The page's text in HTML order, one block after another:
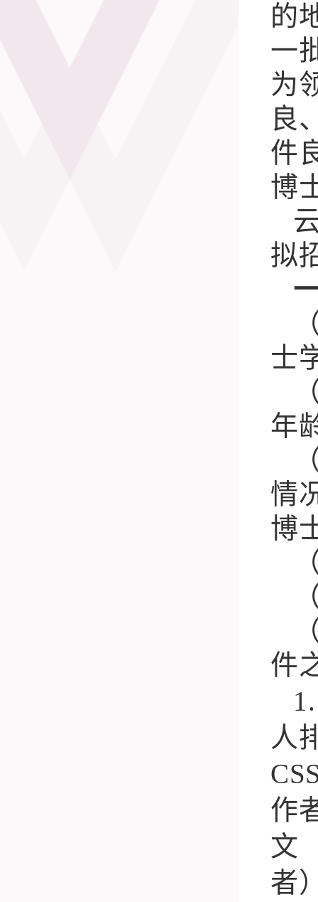
的
一
为
良
件
博
拟
士
年
情
博
件
1.
人
作
文
者